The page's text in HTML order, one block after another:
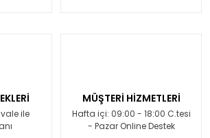
ile
MÜŞTERİ HİZMETLERİ
Hafta içi: 09:00 - 18:00 C.tesi
- Pazar Online Destek